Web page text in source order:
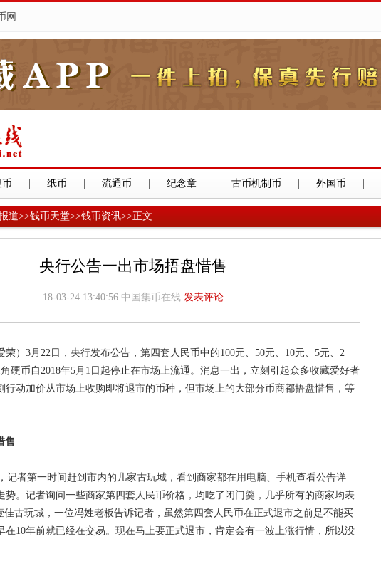
网
纸币 流通币 纪念章 古币机制币 外国币
道>>钱币天堂>>钱币资讯>>正文
央行公告一出市场捂盘惜售
18-03-24 13:40:56 中国集币在线 发表评论
荣）3月22日，央行发布公告，第四套人民币中的100元、50元、10元、5元、2
硬币自2018年5月1日起停止在市场上流通。消息一出，立刻引起众多收藏爱好者
行动加价从市场上收购即将退市的币种，但市场上的大部分币商都捂盘惜售，等
售
者第一时间赶到市内的几家古玩城，看到商家都在用电脑、手机查看公告详
势。记者询问一些商家第四套人民币价格，均吃了闭门羹，几乎所有的商家均表
佳古玩城，一位冯姓老板告诉记者，虽然第四套人民币在正式退市之前是不能买
在10年前就已经在交易。现在马上要正式退市，肯定会有一波上涨行情，所以没